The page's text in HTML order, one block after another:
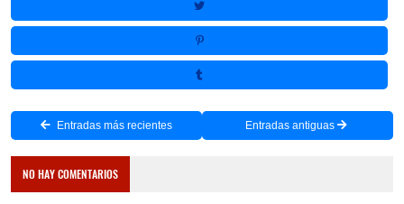
Entradas más recientes Entradas antiguas
NO HAY COMENTARIOS